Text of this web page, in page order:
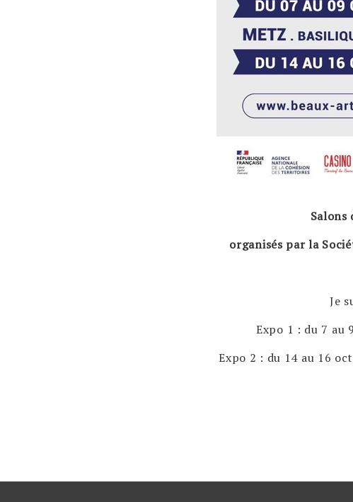
Salons
organisés par la
Je
Expo 1 : du 7 au
Expo 2 : du 14 au 16